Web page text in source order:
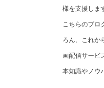
様を支援しま
こちらのブロ
ろん、これか
画配信サービ
本知識やノウ